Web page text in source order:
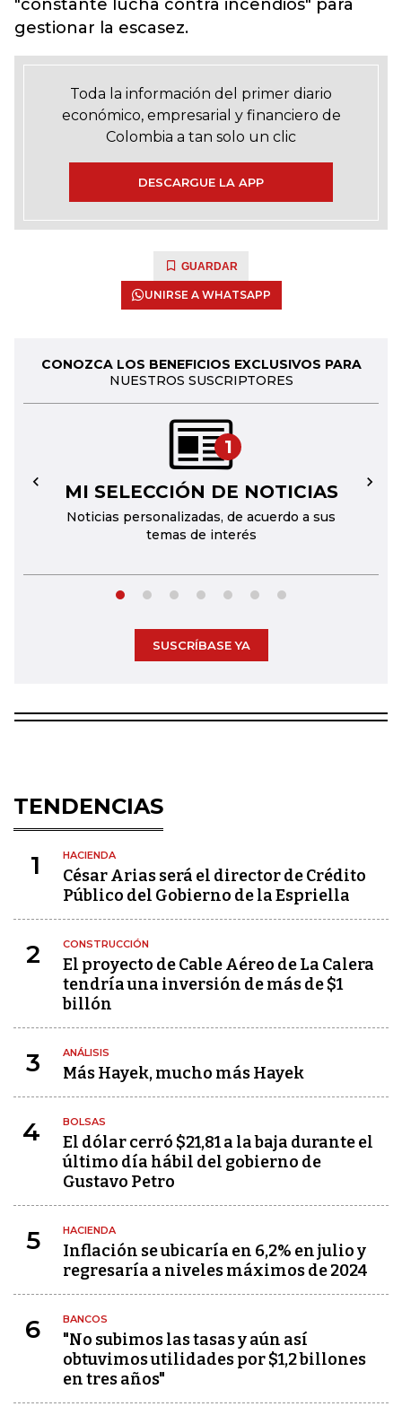
"constante lucha contra incendios" para
gestionar la escasez.
Toda la información del primer diario
económico, empresarial y financiero de
Colombia a tan solo un clic
DESCARGUE LA APP
GUARDAR
UNIRSE A WHATSAPP
CONOZCA LOS BENEFICIOS EXCLUSIVOS PARA
NUESTROS SUSCRIPTORES
1
MI SELECCIÓN DE NOTICIAS
Noticias personalizadas, de acuerdo a sus
temas de interés
← →
SUSCRÍBASE YA
TENDENCIAS
1 HACIENDA
César Arias será el director de Crédito
Público del Gobierno de la Espriella
2 CONSTRUCCIÓN
El proyecto de Cable Aéreo de La Calera
tendría una inversión de más de $1
billón
3 ANÁLISIS
Más Hayek, mucho más Hayek
4 BOLSAS
El dólar cerró $21,81 a la baja durante el
último día hábil del gobierno de
Gustavo Petro
5 HACIENDA
Inflación se ubicaría en 6,2% en julio y
regresaría a niveles máximos de 2024
6 BANCOS
"No subimos las tasas y aún así
obtuvimos utilidades por $1,2 billones
en tres años"